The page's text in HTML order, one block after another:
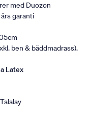
med Duozon
garanti
ben & bäddmadrass).
Latex